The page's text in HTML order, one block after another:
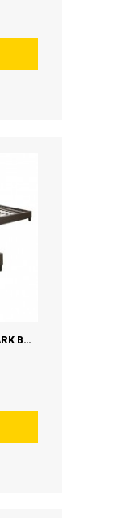
ΚΡΕΒΑΤΙ WILTON Ε8055 (DARK BROWN)